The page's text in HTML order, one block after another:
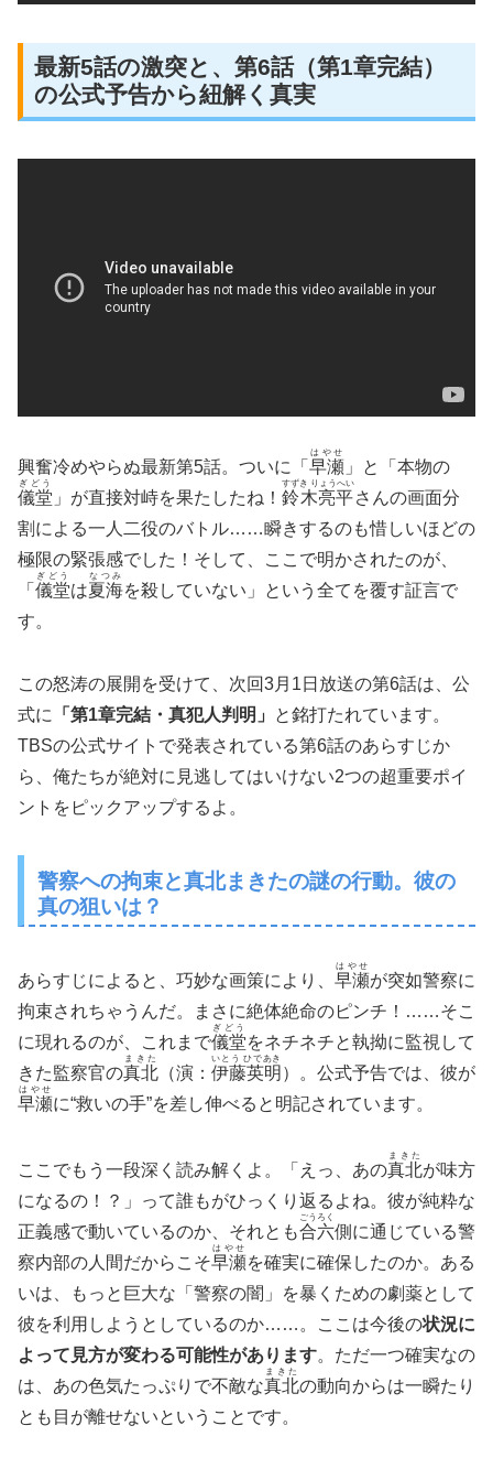
最新5話の激突と、第6話（第1章完結）
の公式予告から紐解く真実
興奮冷めやらぬ最新第5話。ついに「 早瀬
はやせ
」と「本物の
儀堂
ぎどう
」が直接対峙を果たしたね！ 鈴木亮平
すずき りょうへい
さんの画面分
割による一人二役のバトル……瞬きするのも惜しいほどの
極限の緊張感でした！そして、ここで明かされたのが、
「 儀堂
ぎどう
は夏海
なつみ
を殺していない」という全てを覆す証言で
す。
この怒涛の展開を受けて、次回3月1日放送の第6話は、公
式に
「第1章完結・真犯人判明」
と銘打たれています。
TBSの公式サイトで発表されている第6話のあらすじか
ら、俺たちが絶対に見逃してはいけない2つの超重要ポイ
ントをピックアップするよ。
警察への拘束と真北まきたの謎の行動。彼の
真の狙いは？
あらすじによると、巧妙な画策により、 早瀬
はやせ
が突如警察に
拘束されちゃうんだ。まさに絶体絶命のピンチ！……そこ
に現れるのが、これまで儀堂
ぎどう
をネチネチと執拗に監視して
きた監察官の真北
まきた
（演： 伊藤英明
いとう ひであき
）。公式予告では、彼が
早瀬
はやせ
に“救いの手”を差し伸べると明記されています。
ここでもう一段深く読み解くよ。「えっ、あの真北
まきた
が味方
になるの！？」って誰もがひっくり返るよね。彼が純粋な
正義感で動いているのか、それとも合六
ごうろく
側に通じている警
察内部の人間だからこそ早瀬
はやせ
を確実に確保したのか。ある
いは、もっと巨大な「警察の闇」を暴くための劇薬として
彼を利用しようとしているのか……。ここは今後の状況に
よって見方が変わる可能性があります。ただ一つ確実なの
は、あの色気たっぷりで不敵な真北
まきた
の動向からは一瞬たり
とも目が離せないということです。